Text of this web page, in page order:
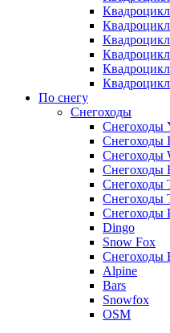
По снегу
Снегоходы
Снегоходы
Снегоходы
Снегоходы
Снегоходы
Снегоходы
Снегоходы
Снегоходы
Dingo
Snow Fox
Снегоходы
Alpine
Bars
Snowfox
OSM